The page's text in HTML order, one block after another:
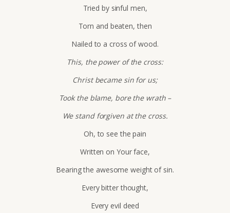
Tried by sinful men,
Torn and beaten, then
Nailed to a cross of wood.
This, the power of the cross:
Christ became sin for us;
Took the blame, bore the wrath –
We stand forgiven at the cross.
Oh, to see the pain
Written on Your face,
Bearing the awesome weight of sin.
Every bitter thought,
Every evil deed